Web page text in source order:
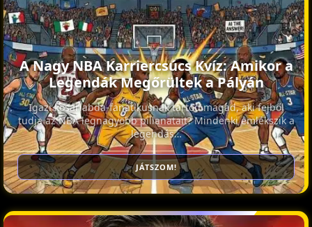
A Nagy NBA Karriercsúcs Kvíz: Amikor a
Legendák Megőrültek a Pályán
Igazi kosárlabda-fanatikusnak tartod magad, aki fejből
tudja az NBA legnagyobb pillanatait? Mindenki emlékszik a
legendás…
JÁTSZOM!